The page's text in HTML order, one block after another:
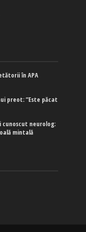
în APA
preot: ”Este păcat
cunoscut neurolog:
mintală